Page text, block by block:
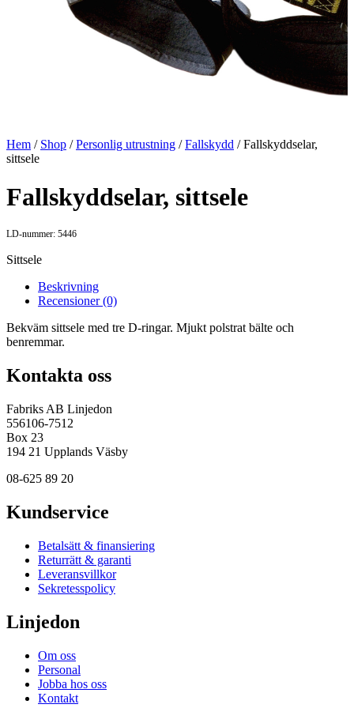
Hem / Shop /Personlig utrustning /Fallskydd / Fallskyddselar,
sittsele
Fallskyddselar, sittsele
LD-nummer: 5446
Sittsele
Beskrivning
Recensioner (0)
Bekväm sittsele med tre D-ringar. Mjukt polstrat bälte och
benremmar.
Kontakta oss
Fabriks AB Linjedon
556106-7512
Box 23
194 21 Upplands Väsby
08-625 89 20
Kundservice
Betalsätt & finansiering
Returrätt & garanti
Leveransvillkor
Sekretesspolicy
Linjedon
Om oss
Personal
Jobba hos oss
Kontakt